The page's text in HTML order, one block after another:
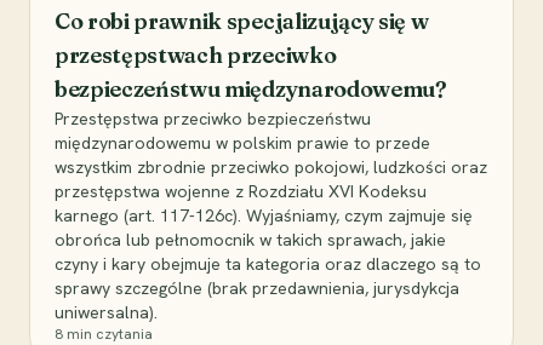
Co robi prawnik specjalizujący się w
przestępstwach przeciwko
bezpieczeństwu międzynarodowemu?
Przestępstwa przeciwko bezpieczeństwu
międzynarodowemu w polskim prawie to przede
wszystkim zbrodnie przeciwko pokojowi, ludzkości oraz
przestępstwa wojenne z Rozdziału XVI Kodeksu
karnego (art. 117-126c). Wyjaśniamy, czym zajmuje się
obrońca lub pełnomocnik w takich sprawach, jakie
czyny i kary obejmuje ta kategoria oraz dlaczego są to
sprawy szczególne (brak przedawnienia, jurysdykcja
uniwersalna).
8 min czytania